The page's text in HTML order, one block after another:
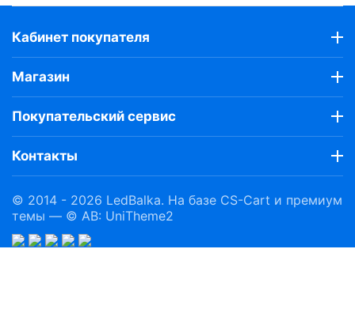
Кабинет покупателя
Магазин
Покупательский сервис
Контакты
© 2014 - 2026 LedBalka. На базе CS-Cart и премиум
темы — © AB: UniTheme2